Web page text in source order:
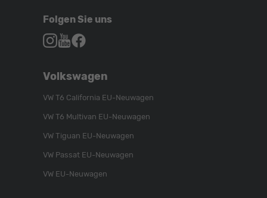
Folgen Sie uns
Autohaus
Sie
Instagram
Autohaus
Sie
unser
Kanal
Sie
Facebook
Volkswagen
VW T6 California EU-Neuwagen
VW T6 Multivan EU-Neuwagen
VW Tiguan EU-Neuwagen
VW Passat EU-Neuwagen
VW EU-Neuwagen